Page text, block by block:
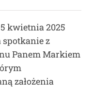
kwietnia 2025
spotkanie z
Panem Markiem
założenia